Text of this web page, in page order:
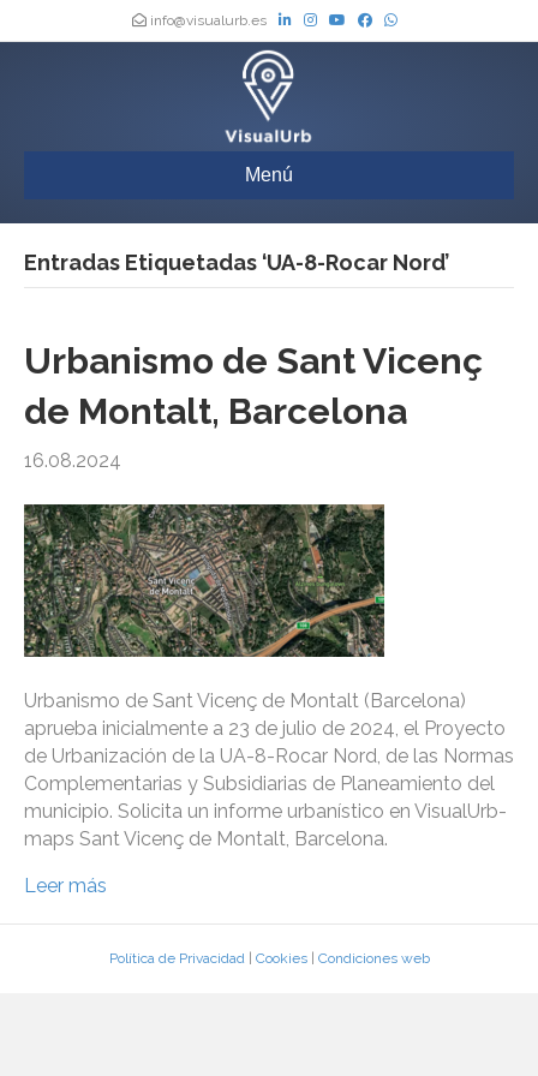
info@visualurb.es
Menú
Entradas Etiquetadas ‘UA-8-Rocar Nord’
Urbanismo de Sant Vicenç
de Montalt, Barcelona
16.08.2024
Urbanismo de Sant Vicenç de Montalt (Barcelona)
aprueba inicialmente a 23 de julio de 2024, el Proyecto
de Urbanización de la UA-8-Rocar Nord, de las Normas
Complementarias y Subsidiarias de Planeamiento del
municipio. Solicita un informe urbanístico en VisualUrb-
maps Sant Vicenç de Montalt, Barcelona.
Leer más
Política de Privacidad| Cookies| Condiciones web